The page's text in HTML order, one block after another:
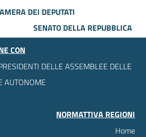
DEI DEPUTATI
SENATO DELLA REPUBBLICA
CON
DELLE ASSEMBLEE DELLE
AUTONOME
NORMATTIVA REGIONI
Home